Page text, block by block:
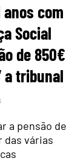
com
Social
de 850€
a tribunal
a pensão de
das várias